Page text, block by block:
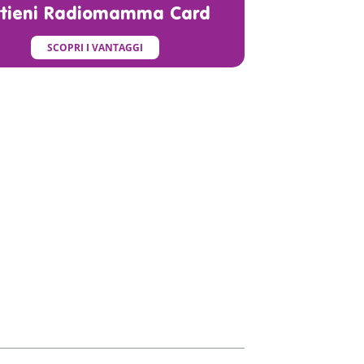
Radiomamma Card
SCOPRI I VANTAGGI